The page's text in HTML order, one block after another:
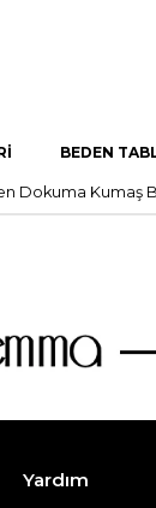
BEDEN
Dokuma Kumaş
Yardım